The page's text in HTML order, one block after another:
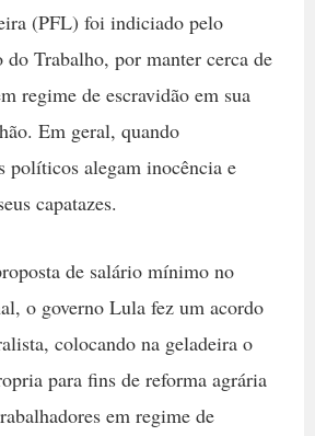
(PFL) foi indiciado pelo
Trabalho, por manter cerca de
regime de escravidão em sua
Em geral, quando
políticos alegam inocência e
capatazes.
de salário mínimo no
o governo Lula fez um acordo
colocando na geladeira o
para fins de reforma agrária
em regime de